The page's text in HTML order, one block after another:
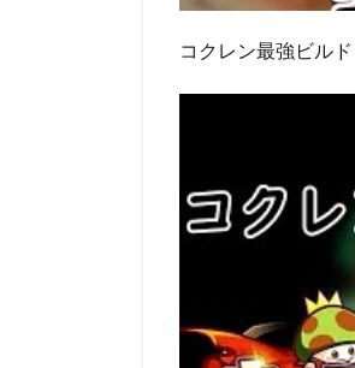
コクレン最強ビルド